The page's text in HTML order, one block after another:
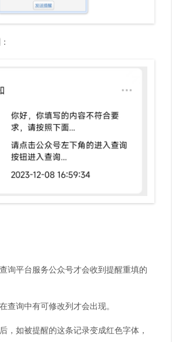
：
询平台服务公众号才会收到提醒重填的
查询中有可修改列才会出现。
，如被提醒的这条记录变成红色字体，